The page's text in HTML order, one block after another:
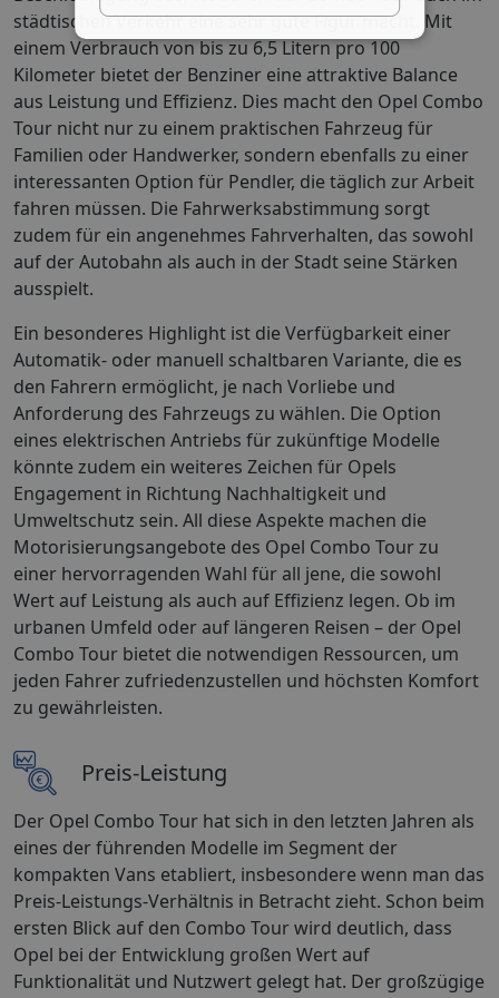
städtischen Verkehr eine sehr gute Figur macht. Mit
einem Verbrauch von bis zu 6,5 Litern pro 100
Kilometer bietet der Benziner eine attraktive Balance
aus Leistung und Effizienz. Dies macht den Opel Combo
Tour nicht nur zu einem praktischen Fahrzeug für
Familien oder Handwerker, sondern ebenfalls zu einer
interessanten Option für Pendler, die täglich zur Arbeit
fahren müssen. Die Fahrwerksabstimmung sorgt
zudem für ein angenehmes Fahrverhalten, das sowohl
auf der Autobahn als auch in der Stadt seine Stärken
ausspielt.
Ein besonderes Highlight ist die Verfügbarkeit einer
Automatik- oder manuell schaltbaren Variante, die es
den Fahrern ermöglicht, je nach Vorliebe und
Anforderung des Fahrzeugs zu wählen. Die Option
eines elektrischen Antriebs für zukünftige Modelle
könnte zudem ein weiteres Zeichen für Opels
Engagement in Richtung Nachhaltigkeit und
Umweltschutz sein. All diese Aspekte machen die
Motorisierungsangebote des Opel Combo Tour zu
einer hervorragenden Wahl für all jene, die sowohl
Wert auf Leistung als auch auf Effizienz legen. Ob im
urbanen Umfeld oder auf längeren Reisen – der Opel
Combo Tour bietet die notwendigen Ressourcen, um
jeden Fahrer zufriedenzustellen und höchsten Komfort
zu gewährleisten.
Preis-Leistung
Der Opel Combo Tour hat sich in den letzten Jahren als
eines der führenden Modelle im Segment der
kompakten Vans etabliert, insbesondere wenn man das
Preis-Leistungs-Verhältnis in Betracht zieht. Schon beim
ersten Blick auf den Combo Tour wird deutlich, dass
Opel bei der Entwicklung großen Wert auf
Funktionalität und Nutzwert gelegt hat. Der großzügige